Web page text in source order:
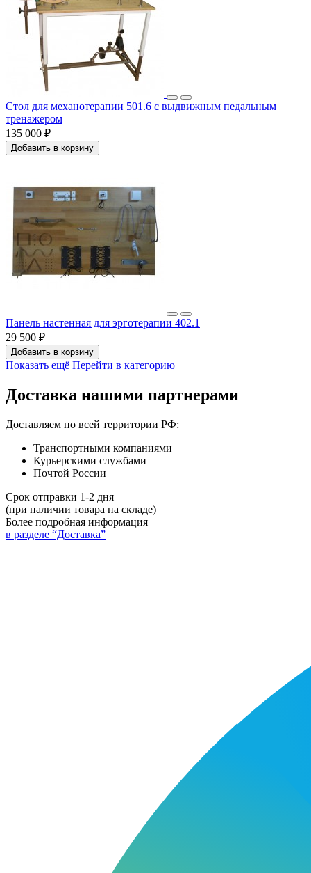
Стол для механотерапии 501.6 с выдвижным педальным
тренажером
135 000 ₽
Добавить в корзину
Панель настенная для эрготерапии 402.1
29 500 ₽
Добавить в корзину
Показать ещё Перейти в категорию
Доставка нашими партнерами
Доставляем по всей территории РФ:
Транспортными компаниями
Курьерскими службами
Почтой России
Срок отправки 1-2 дня
(при наличии товара на складе)
Более подробная информация
в разделе “Доставка”